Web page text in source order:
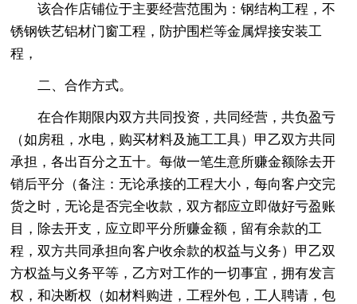
该合作店铺位于主要经营范围为：钢结构工程，不
锈钢铁艺铝材门窗工程，防护围栏等金属焊接安装工
程，
二、合作方式。
在合作期限内双方共同投资，共同经营，共负盈亏
（如房租，水电，购买材料及施工工具）甲乙双方共同
承担，各出百分之五十。每做一笔生意所赚金额除去开
销后平分（备注：无论承接的工程大小，每向客户交完
货之时，无论是否完全收款，双方都应立即做好亏盈账
目，除去开支，应立即平分所赚金额，留有余款的工
程，双方共同承担向客户收余款的权益与义务）甲乙双
方权益与义务平等，乙方对工作的一切事宜，拥有发言
权，和决断权（如材料购进，工程外包，工人聘请，包